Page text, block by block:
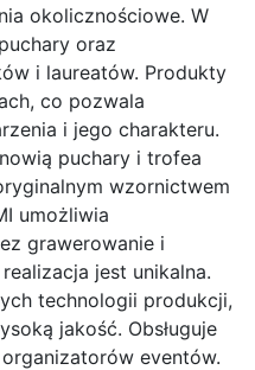
okolicznościowe. W
oraz
i laureatów. Produkty
co pozwala
i jego charakteru.
puchary i trofea
wzornictwem
umożliwia
grawerowanie i
jest unikalna.
technologii produkcji,
jakość. Obsługuje
eventów.